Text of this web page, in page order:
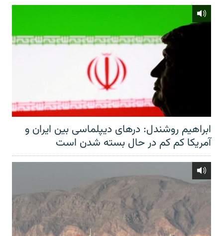
ابراهیم روشندل: درهای دیپلماسی بین ایران و
آمریکا کم کم در حال بسته شدن است